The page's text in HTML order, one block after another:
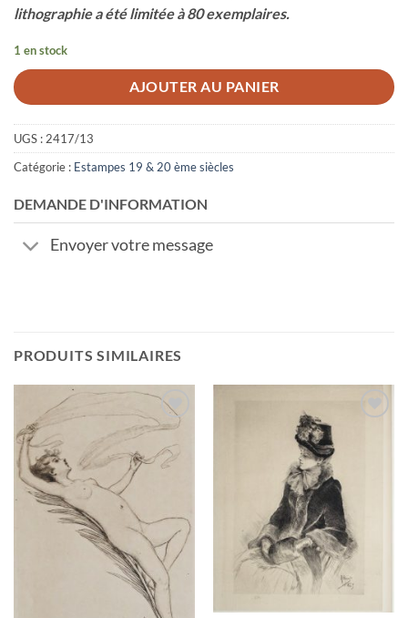
lithographie a été limitée à 80 exemplaires.
1 en stock
AJOUTER AU PANIER
UGS : 2417/13
Catégorie : Estampes 19 & 20 ème siècles
DEMANDE D'INFORMATION
Envoyer votre message
PRODUITS SIMILAIRES
Ajouter
à la
wishlist